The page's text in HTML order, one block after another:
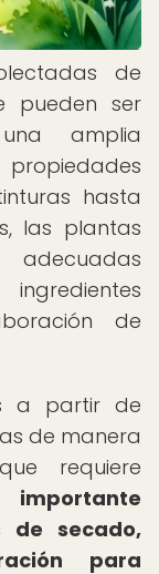
de
pueden ser
amplia
hasta
las plantas
de
a partir de
de manera
requiere
importante
de secado,
para